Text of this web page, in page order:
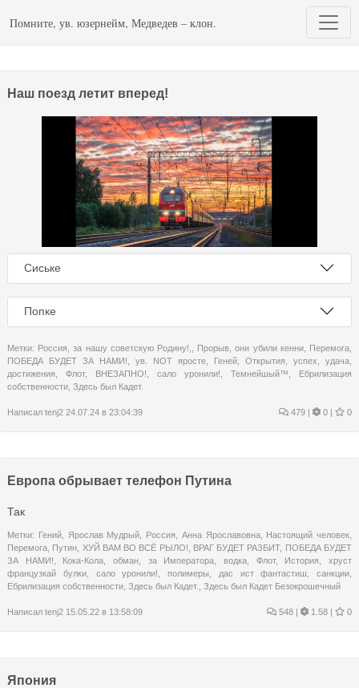
Помните, ув. юзернейм, Медведев – клон.
Наш поезд летит вперед!
Сиське
Попке
Метки: Россия ,за нашу советскую Родину!, Прорыв ,они убили кенни, Перемога
ПОБЕДА БУДЕТ ЗА НАМИ!
ув. NOT яросте Геней Открытия успех удача
достижения
Флот, ВНЕЗАПНО! сало уронили! Темнейшый™
Ебрилизация
собственности Здесь был Кадет.
Написал tenj2 24.07.24 в 23:04:39 479 | 0 | 0
Европа обрывает телефон Путина
Так
Метки: Гений, Ярослав Мудрый Россия Анна Ярославовна, Настоящий человек
Перемога Путин ХУЙ ВАМ ВО ВСЁ РЫЛО! ВРАГ БУДЕТ РАЗБИТ, ПОБЕДА БУДЕТ
ЗА НАМИ!
Кока-Кола ,обман за Императора ,водка Флот, История ,хруст
французкай булки, сало уронили! полимеры дас ист фантастиш санкции
Ебрилизация собственности Здесь был Кадет. Здесь был Кадет Безокрошечный
Написал tenj2 15.05.22 в 13:58:09 548 | 1.58 | 0
Япония